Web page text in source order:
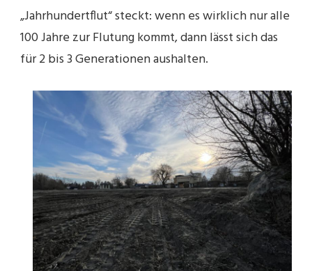
„Jahrhundertflut“ steckt: wenn es wirklich nur alle
100 Jahre zur Flutung kommt, dann lässt sich das
für 2 bis 3 Generationen aushalten.